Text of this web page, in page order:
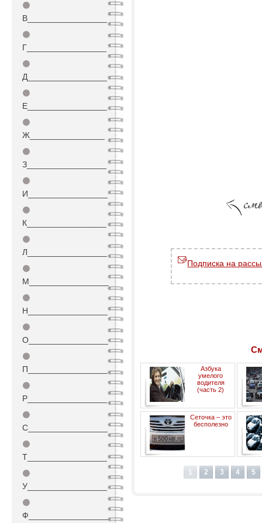
⚫
В_________________
⚫
Г_________________
⚫
Д_________________
⚫
Е_________________
⚫
Ж________________
⚫
З_________________
⚫
И_________________
⚫
К_________________
⚫
Л_________________
⚫
М_________________
⚫
Н_________________
⚫
О_________________
⚫
П_________________
⚫
Р_________________
⚫
С_________________
⚫
Т_________________
⚫
У_________________
⚫
Ф_________________
Подписка на
Азбука
умелого
водителя
(часть 2)
Сеточка – это
бесполезно
1 2 3 4 5